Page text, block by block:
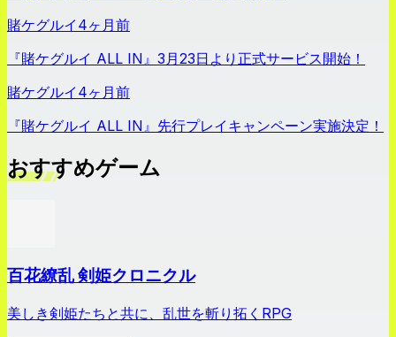
賭ケグルイ 4ヶ月前
『賭ケグルイ ALL IN』3月23日より正式サービス開始！
賭ケグルイ 4ヶ月前
『賭ケグルイ ALL IN』先行プレイキャンペーン実施決定！
おすすめゲーム
百花繚乱 剣姫クロニクル
美しき剣姫たちと共に、乱世を斬り拓くRPG